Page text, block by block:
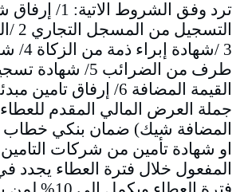
ترد وفق الشروط الاتية:
3 /شهادة
طرف من الضرائب 5/
جملة العرض المالي المقدم
المضافة شيك) ضمان بنكي
او شهادة تأمين من شركات
المفعول خلال فترة العطاء يجدد